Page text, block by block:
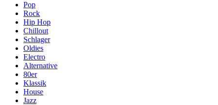
Pop
Rock
Hip Hop
Chillout
Schlager
Oldies
Electro
Alternative
80er
Klassik
House
Jazz